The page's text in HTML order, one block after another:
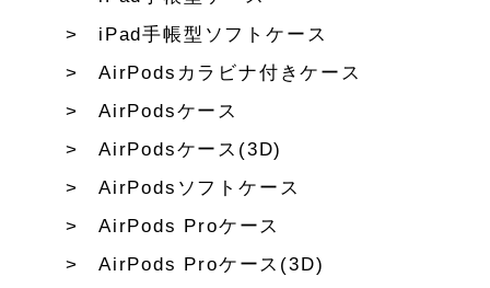
iPad手帳型ソフトケース
AirPodsカラビナ付きケース
AirPodsケース
AirPodsケース(3D)
AirPodsソフトケース
AirPods Proケース
AirPods Proケース(3D)